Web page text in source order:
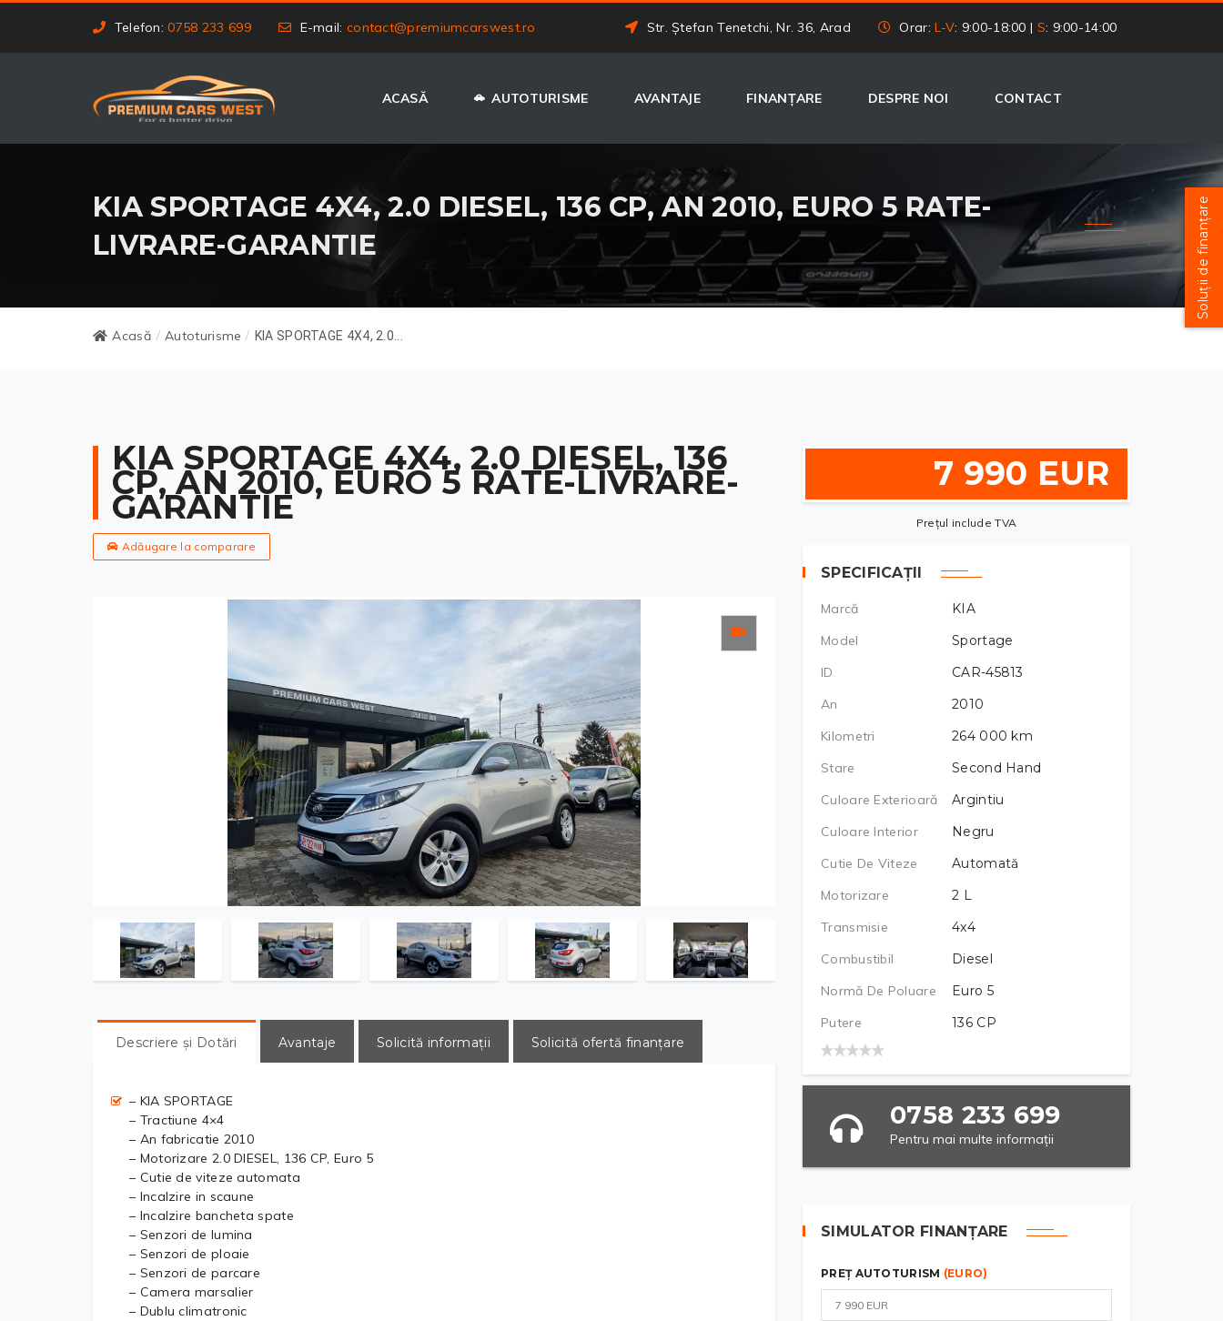
Telefon:0758 233 699 E-mail: contact@premiumcarswest.ro Str. Ștefan Tenetchi, Nr. 36, Arad Orar:L-V: 9:00-18:00 | S: 9:00-14:00
ACASĂ AUTOTURISME AVANTAJE FINANȚARE DESPRE NOI CONTACT
KIA SPORTAGE 4X4, 2.0 DIESEL, 136 CP, AN 2010, EURO 5 RATE-
LIVRARE-GARANTIE
Acasă / Autoturisme / KIA SPORTAGE 4X4, 2.0...
KIA SPORTAGE 4X4, 2.0 DIESEL, 136
CP, AN 2010, EURO 5 RATE-LIVRARE-
GARANTIE
Adăugare la comparare
Descriere și Dotări Avantaje Solicită informații Solicită ofertă finanțare
– KIA SPORTAGE
– Tractiune 4×4
– An fabricatie 2010
– Motorizare 2.0 DIESEL, 136 CP, Euro 5
– Cutie de viteze automata
– Incalzire in scaune
– Incalzire bancheta spate
– Senzori de lumina
– Senzori de ploaie
– Senzori de parcare
– Camera marsalier
– Dublu climatronic
7 990 EUR
Prețul include TVA
SPECIFICAȚII
Marcă
KIA
Model
Sportage
ID
CAR-45813
An
2010
Kilometri
264 000 km
Stare
Second Hand
Culoare Exterioară
Argintiu
Culoare Interior
Negru
Cutie De Viteze
Automată
Motorizare
2 L
Transmisie
4x4
Combustibil
Diesel
Normă De Poluare
Euro 5
Putere
136CP
0758 233 699
Pentru mai multe informații
SIMULATOR FINANȚARE
PREȚ AUTOTURISM (EURO)
Soluții de finanțare